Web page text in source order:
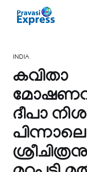
INDIA
കവിതാ
ദീപാ